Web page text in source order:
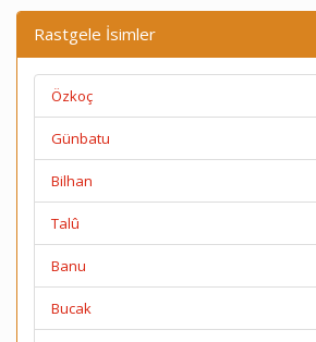
Rastgele İsimler
Özkoç
Günbatu
Bilhan
Talû
Banu
Bucak